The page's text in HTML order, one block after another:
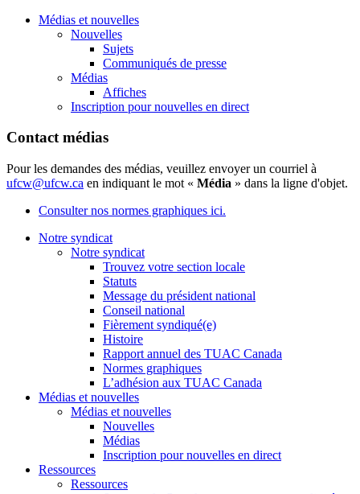
Médias et nouvelles
Nouvelles
Sujets
Communiqués de presse
Médias
Affiches
Inscription pour nouvelles en direct
Contact médias
Pour les demandes des médias, veuillez envoyer un courriel à
ufcw@ufcw.ca en indiquant le mot « Média » dans la ligne d'objet.
Consulter nos normes graphiques ici.
Notre syndicat
Notre syndicat
Trouvez votre section locale
Statuts
Message du président national
Conseil national
Fièrement syndiqué(e)
Histoire
Rapport annuel des TUAC Canada
Normes graphiques
L’adhésion aux TUAC Canada
Médias et nouvelles
Médias et nouvelles
Nouvelles
Médias
Inscription pour nouvelles en direct
Ressources
Ressources